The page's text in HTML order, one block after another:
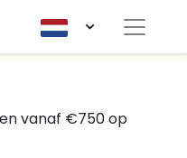
vanaf €750 op